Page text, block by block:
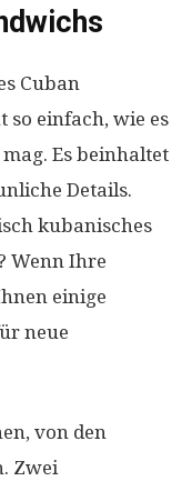
Cuban
so einfach, wie es
Es beinhaltet
Details.
kubanisches
Wenn Ihre
einige
neue
von den
Zwei